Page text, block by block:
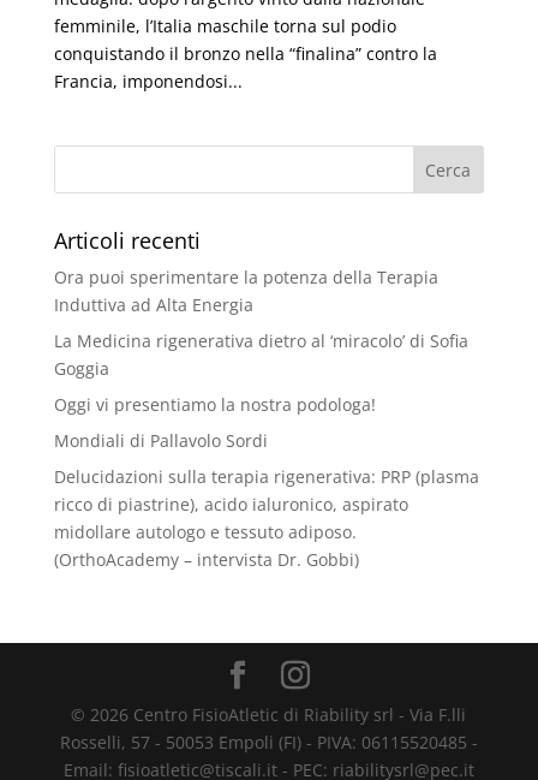
femminile, l’Italia maschile torna sul podio
conquistando il bronzo nella “finalina” contro la
Francia, imponendosi...
Articoli recenti
Ora puoi sperimentare la potenza della Terapia
Induttiva ad Alta Energia
La Medicina rigenerativa dietro al ‘miracolo’ di Sofia
Goggia
Oggi vi presentiamo la nostra podologa!
Mondiali di Pallavolo Sordi
Delucidazioni sulla terapia rigenerativa: PRP (plasma
ricco di piastrine), acido ialuronico, aspirato
midollare autologo e tessuto adiposo.
(OrthoAcademy – intervista Dr. Gobbi)
© 2026 Centro FisioAtletic di Riability srl - Via F.lli
Rosselli, 57 - 50053 Empoli (FI) - PIVA: 06115520485 -
Email: fisioatletic@tiscali.it - PEC: riabilitysrl@pec.it